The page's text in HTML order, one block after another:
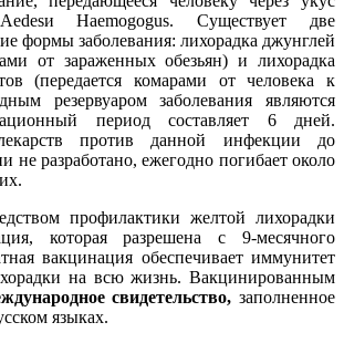
Haemogogus. Существует две
формы заболевания: лихорадка джунглей
от зараженных обезьян) и лихорадка
(передается комарами от человека к
резервуаром заболевания являются
период составляет 6 дней.
против данной инфекции до
не разработано, ежегодно погибает около
профилактики желтой лихорадки
которая разрешена с 9-месячного
вакцинация обеспечивает иммунитет
на всю жизнь. Вакцинированным
свидетельство,заполненное
языках.